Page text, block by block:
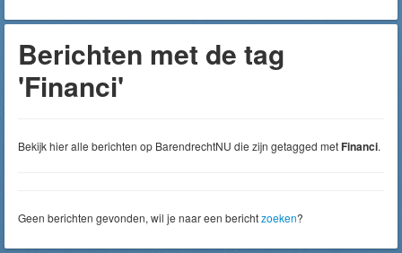
Berichten met de tag
'Financi'
Bekijk hier alle berichten op BarendrechtNU die zijn getagged metFinanci.
Geen berichten gevonden, wil je naar een berichtzoeken?